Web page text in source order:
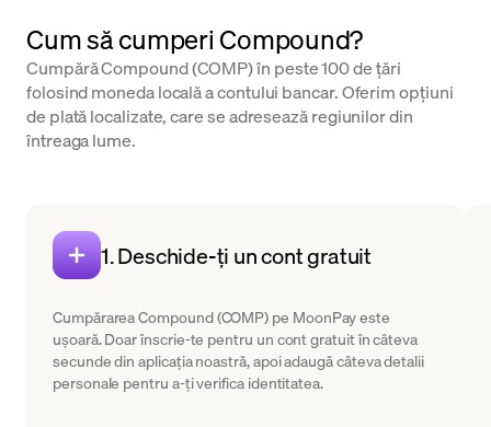
Cum să cumperi Compound?
Cumpără Compound (COMP) în peste 100 de țări
folosind moneda locală a contului bancar. Oferim opțiuni
de plată localizate, care se adresează regiunilor din
întreaga lume.
1. Deschide-ți un cont gratuit
Cumpărarea Compound (COMP) pe MoonPay este
ușoară. Doar înscrie-te pentru un cont gratuit în câteva
secunde din aplicația noastră, apoi adaugă câteva detalii
personale pentru a-ți verifica identitatea.